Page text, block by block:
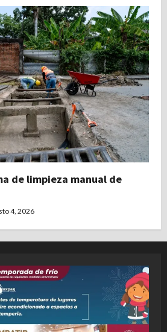
de limpieza manual de
4, 2026